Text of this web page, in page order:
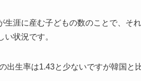
生涯に産む子どもの数のことで、そ
い状況です。
出生率は1.43と少ないですが韓国と